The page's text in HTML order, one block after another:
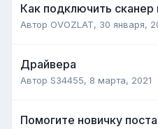
Как подключить сканер
Автор OVOZLAT, 30 января,
Драйвера
Автор S34455, 8 марта, 2021
Помогите новичку